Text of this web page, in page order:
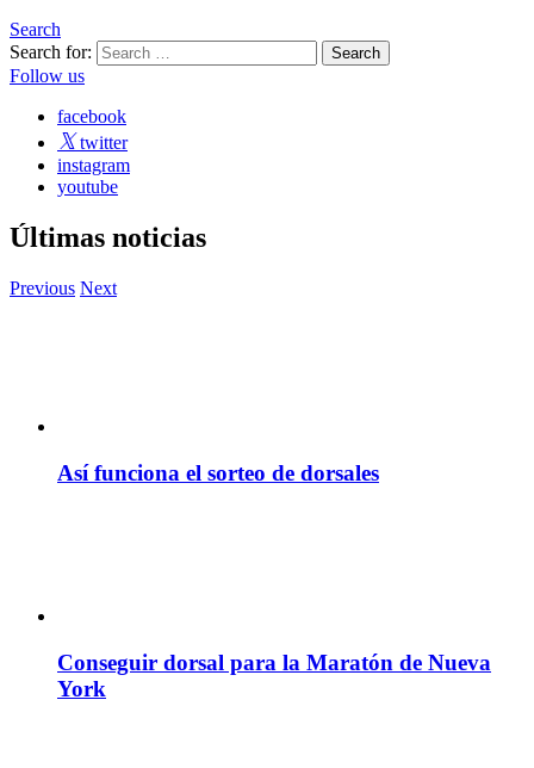
Search
Search for:
Follow us
facebook
twitter
instagram
youtube
Últimas noticias
Previous Next
Así funciona el sorteo de dorsales
Conseguir dorsal para la Maratón de Nueva
York